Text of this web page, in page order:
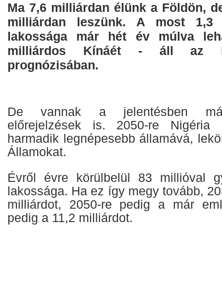
Ma 7,6 milliárdan élünk a Földön,
milliárdan leszünk. A most 1,3
lakossága már hét év múlva
milliárdos Kínáét - áll az
prognózisában.
De vannak a jelentésben
előrejelzések is. 2050-re
harmadik legnépesebb államává,
Államokat.
Évről évre körülbelül 83 millióval
lakossága. Ha ez így megy tovább,
milliárdot, 2050-re pedig a már
pedig a 11,2 milliárdot.